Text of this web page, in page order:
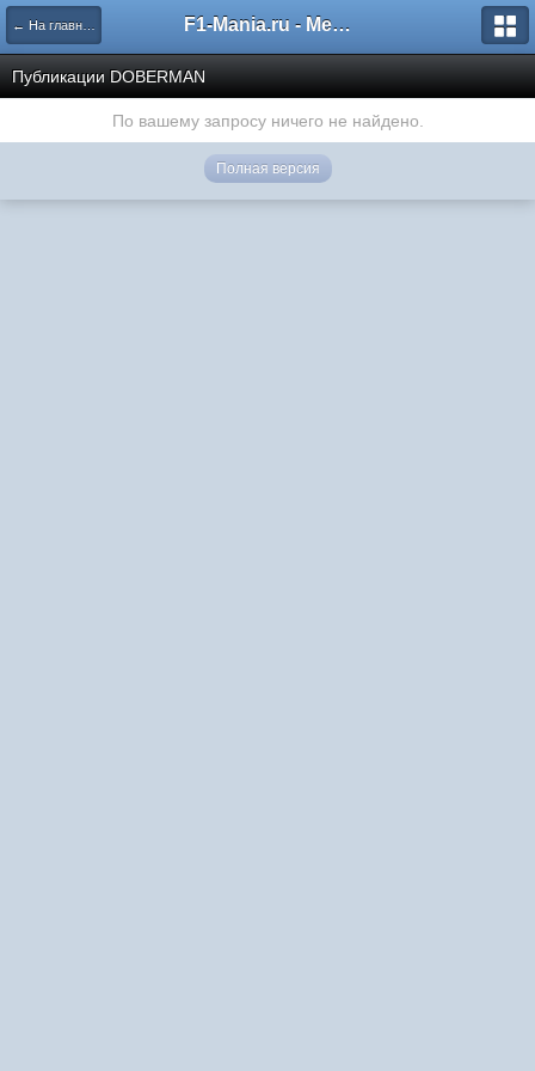
← На главную F1-Mania.ru - Международный чемпионат по симрейсингу
Публикации DOBERMAN
По вашему запросу ничего не найдено.
Полная версия